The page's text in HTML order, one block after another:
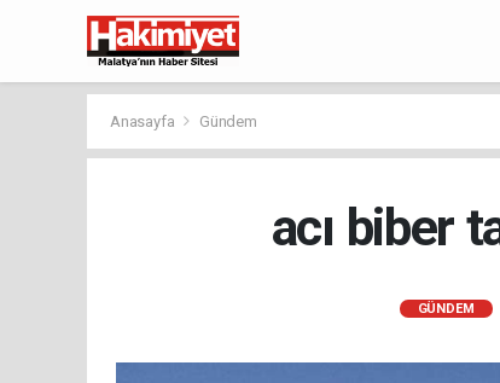
Anasayfa Gündem
acı biber
GÜNDEM